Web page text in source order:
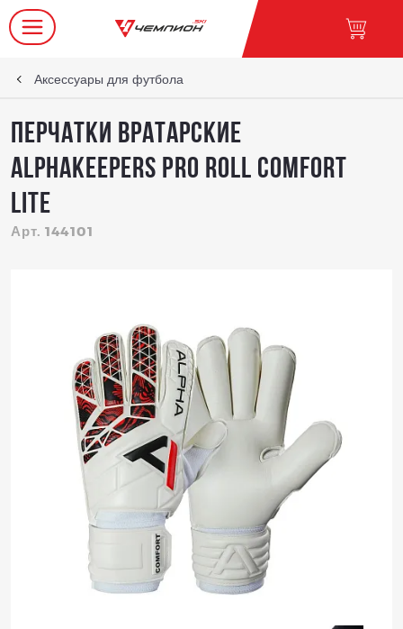
Аксессуары для футбола
Перчатки вратарские
AlphaKeepers Pro Roll Comfort
LITE
Арт. 144101